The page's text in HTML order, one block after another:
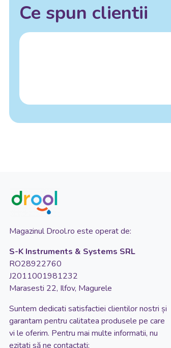
Ce spun clientii
Magazinul Drool.ro este operat de:
S-K Instruments & Systems SRL
RO28922760
J2011001981232
Marasesti 22, Ilfov, Magurele
Suntem dedicati satisfactiei clientilor nostri și
garantam pentru calitatea produsele pe care
vi le oferim. Pentru mai multe informatii, nu
ezitati să ne contactati: